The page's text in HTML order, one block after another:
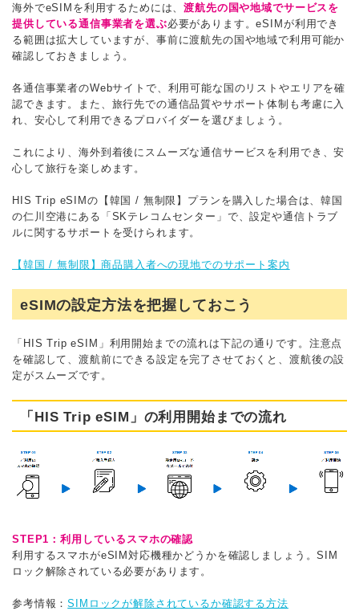
海外でeSIMを利用するためには、渡航先の国や地域でサービスを
提供している通信事業者を選ぶ必要があります。eSIMが利用でき
る範囲は拡大していますが、事前に渡航先の国や地域で利用可能か
確認しておきましょう。
各通信事業者のWebサイトで、利用可能な国のリストやエリアを確
認できます。また、旅行先での通信品質やサポート体制も考慮に入
れ、安心して利用できるプロバイダーを選びましょう。
これにより、海外到着後にスムーズな通信サービスを利用でき、安
心して旅行を楽しめます。
HIS Trip eSIMの【韓国 / 無制限】プランを購入した場合は、韓国
の仁川空港にある「SKテレコムセンター」で、設定や通信トラブ
ルに関するサポートを受けられます。
【韓国 / 無制限】商品購入者への現地でのサポート案内
eSIMの設定方法を把握しておこう
「HIS Trip eSIM」利用開始までの流れは下記の通りです。注意点
を確認して、渡航前にできる設定を完了させておくと、渡航後の設
定がスムーズです。
「HIS Trip eSIM」の利用開始までの流れ
STEP1：利用しているスマホの確認
利用するスマホがeSIM対応機種かどうかを確認しましょう。SIM
ロック解除されている必要があります。
参考情報：SIMロックが解除されているか確認する方法